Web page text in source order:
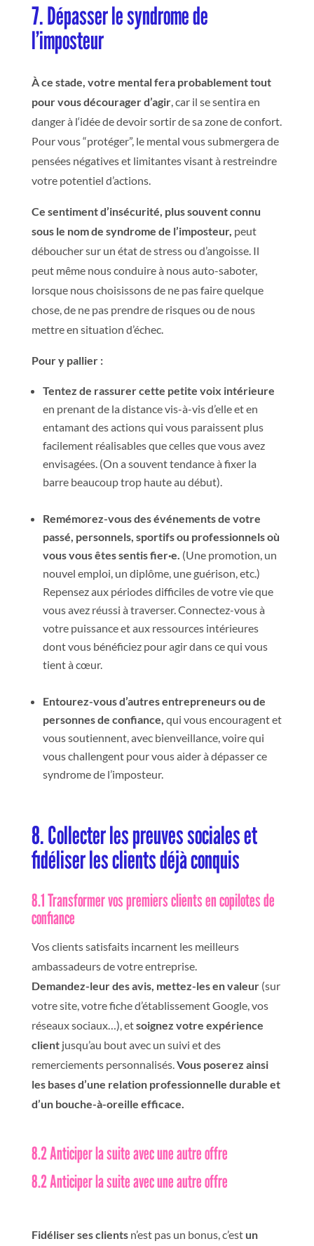
7. Dépasser le syndrome de
l’imposteur
À ce stade, votre mental fera probablement tout
pour vous décourager d’agir, car il se sentira en
danger à l‘idée de devoir sortir de sa zone de confort.
Pour vous“protéger”, le mental vous submergera de
pensées négatives et limitantes visant à restreindre
votre potentiel d’actions.
Ce sentiment d’insécurité, plus souvent connu
sous le nom de syndrome de l’imposteur, peut
déboucher sur un état de stress ou d’angoisse. Il
peut même nous conduire à nous auto-saboter,
lorsque nous choisissons de ne pas faire quelque
chose, de ne pas prendre de risques ou de nous
mettre en situation d’échec.
Pour y pallier :
Tentez de rassurer cette petite voix intérieure
en prenant de la distance vis-à-vis d’elle et en
entamant des actions qui vous paraissent plus
facilement réalisables que celles que vous avez
envisagées. (On a souvent tendance à fixer la
barre beaucoup trop haute au début).
Remémorez-vous des événements de votre
passé, personnels, sportifs ou professionnels où
vous vous êtes sentis fier·e (Une promotion, un
nouvel emploi, un diplôme, une guérison, etc.)
Repensez aux périodes difficiles de votre vie que
vous avez réussi à traverser. Connectez-vous à
votre puissance et aux ressources intérieures
dont vous bénéficiez pour agir dans ce qui vous
tient à cœur.
Entourez-vous d’autres entrepreneurs ou de
personnes de confiance, qui vous encouragent et
vous soutiennent, avec bienveillance, voire qui
vous challengent pour vous aider à dépasser ce
syndrome de l’imposteur.
8. Collecter les preuves sociales et
fidéliser les clients déjà conquis
8.1 Transformer vos premiers clients en copilotes de
confiance
Vos clients satisfaits incarnent les meilleurs
ambassadeurs de votre entreprise.
Demandez-leur des avis, mettez-les en valeur(sur
votre site, votre fiche d’établissement Google, vos
réseaux sociaux…), etsoignez votre expérience
clientjusqu’au bout avec un suivi et des
remerciements personnalisés. Vous poserez ainsi
les bases d’une relation professionnelle durable et
d’un bouche-à-oreille efficace.
8.2 Anticiper la suite avec une autre offre
8.2 Anticiper la suite avec une autre offre
Fidéliser ses clientsn’est pas un bonus, c’est un